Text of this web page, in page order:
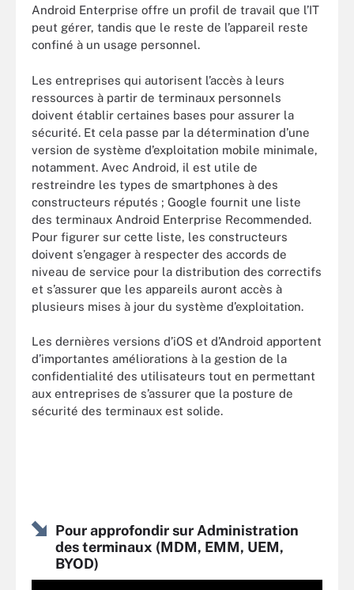
Android Enterprise offre un profil de travail que l’IT
peut gérer, tandis que le reste de l’appareil reste
confiné à un usage personnel.
Les entreprises qui autorisent l’accès à leurs
ressources à partir de terminaux personnels
doivent établir certaines bases pour assurer la
sécurité. Et cela passe par la détermination d’une
version de système d’exploitation mobile minimale,
notamment. Avec Android, il est utile de
restreindre les types de smartphones à des
constructeurs réputés ; Google fournit une liste
des terminaux Android Enterprise Recommended.
Pour figurer sur cette liste, les constructeurs
doivent s’engager à respecter des accords de
niveau de service pour la distribution des correctifs
et s’assurer que les appareils auront accès à
plusieurs mises à jour du système d’exploitation.
Les dernières versions d’iOS et d’Android apportent
d’importantes améliorations à la gestion de la
confidentialité des utilisateurs tout en permettant
aux entreprises de s’assurer que la posture de
sécurité des terminaux est solide.
Pour approfondir sur Administration
des terminaux (MDM, EMM, UEM,
BYOD)